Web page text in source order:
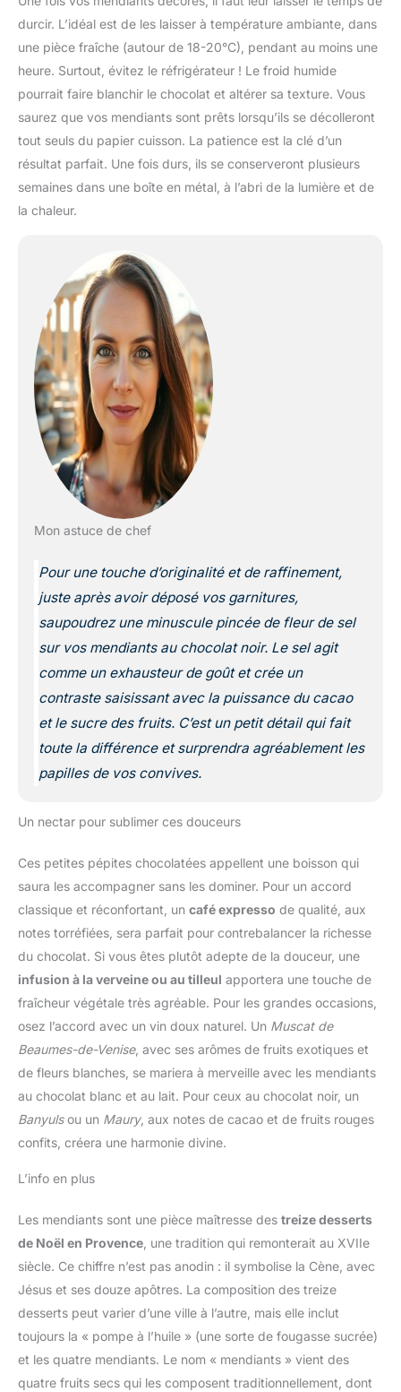
durcir. L’idéal est de les laisser à température ambiante, dans
une pièce fraîche (autour de 18-20°C), pendant au moins une
heure. Surtout, évitez le réfrigérateur ! Le froid humide
pourrait faire blanchir le chocolat et altérer sa texture. Vous
saurez que vos mendiants sont prêts lorsqu’ils se décolleront
tout seuls du papier cuisson. La patience est la clé d’un
résultat parfait. Une fois durs, ils se conserveront plusieurs
semaines dans une boîte en métal, à l’abri de la lumière et de
la chaleur.
Mon astuce de chef
Pour une touche d’originalité et de raffinement,
juste après avoir déposé vos garnitures,
saupoudrez une minuscule pincée de fleur de sel
sur vos mendiants au chocolat noir. Le sel agit
comme un exhausteur de goût et crée un
contraste saisissant avec la puissance du cacao
et le sucre des fruits. C’est un petit détail qui fait
toute la différence et surprendra agréablement les
papilles de vos convives.
Un nectar pour sublimer ces douceurs
Ces petites pépites chocolatées appellent une boisson qui
saura les accompagner sans les dominer. Pour un accord
classique et réconfortant, un café expresso de qualité, aux
notes torréfiées, sera parfait pour contrebalancer la richesse
du chocolat. Si vous êtes plutôt adepte de la douceur, une
infusion à la verveine ou au tilleul apportera une touche de
fraîcheur végétale très agréable. Pour les grandes occasions,
osez l’accord avec un vin doux naturel. Un Muscat de
Beaumes-de-Venise, avec ses arômes de fruits exotiques et
de fleurs blanches, se mariera à merveille avec les mendiants
au chocolat blanc et au lait. Pour ceux au chocolat noir, un
Banyulsou un Maury, aux notes de cacao et de fruits rouges
confits, créera une harmonie divine.
L’info en plus
Les mendiants sont une pièce maîtresse des treize desserts
de Noël en Provence , une tradition qui remonterait au XVIIe
siècle. Ce chiffre n’est pas anodin : il symbolise la Cène, avec
Jésus et ses douze apôtres. La composition des treize
desserts peut varier d’une ville à l’autre, mais elle inclut
toujours la « pompe à l’huile » (une sorte de fougasse sucrée)
et les quatre mendiants. Le nom « mendiants » vient des
quatre fruits secs qui les composent traditionnellement, dont